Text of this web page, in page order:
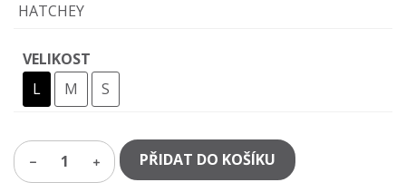
HATCHEY
VELIKOST
L
M S
1 PŘIDAT DO KOŠÍKU